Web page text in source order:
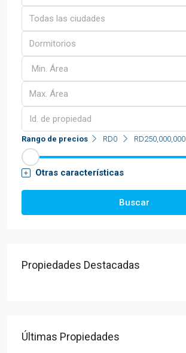
Todas las ciudades
Dormitorios
Rango de precios RD0 RD250,000,000
Otras características
Buscar
Propiedades Destacadas
Últimas Propiedades